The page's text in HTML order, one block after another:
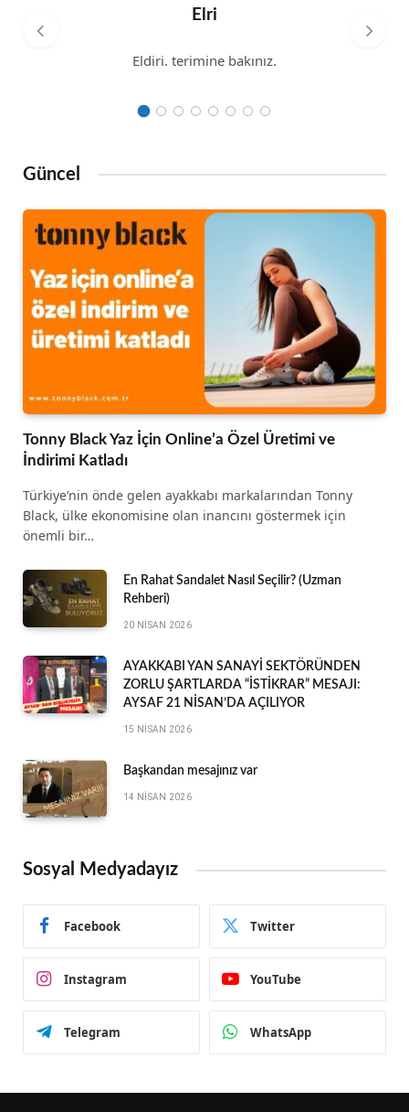
Elri
Eldiri. terimine bakınız.
Güncel
Tonny Black Yaz İçin Online’a Özel Üretimi ve
İndirimi Katladı
Türkiye’nin önde gelen ayakkabı markalarından Tonny
Black, ülke ekonomisine olan inancını göstermek için
önemli bir…
En Rahat Sandalet Nasıl Seçilir? (Uzman
Rehberi)
20 NISAN 2026
AYAKKABI YAN SANAYİ SEKTÖRÜNDEN
ZORLU ŞARTLARDA “İSTİKRAR” MESAJI:
AYSAF 21 NİSAN’DA AÇILIYOR
15 NISAN 2026
Başkandan mesajınız var
14 NISAN 2026
Sosyal Medyadayız
Facebook Twitter
Instagram YouTube
Telegram WhatsApp